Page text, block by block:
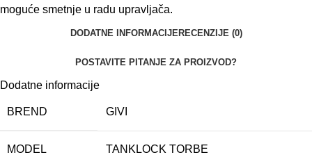
moguće smetnje u radu upravljača.
DODATNE INFORMACIJERECENZIJE (0)
POSTAVITE PITANJE ZA PROIZVOD?
Dodatne informacije
BREND GIVI
MODEL TANKLOCK TORBE